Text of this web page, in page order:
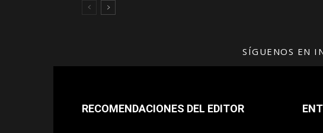
SÍGUENOS EN
RECOMENDACIONES DEL EDITOR